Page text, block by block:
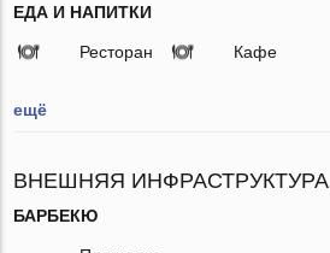
ЕДА И НАПИТКИ
Ресторан Кафе
ещё
ВНЕШНЯЯ ИНФРАСТРУКТУРА
БАРБЕКЮ